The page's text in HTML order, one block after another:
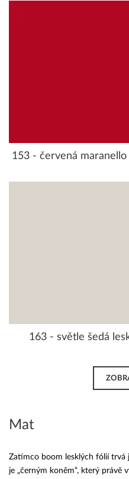
153 - červená maranello
163 - světle šedá
Mat
Zatímco boom lesklých fólií trvá
je „černým koněm“, který právě